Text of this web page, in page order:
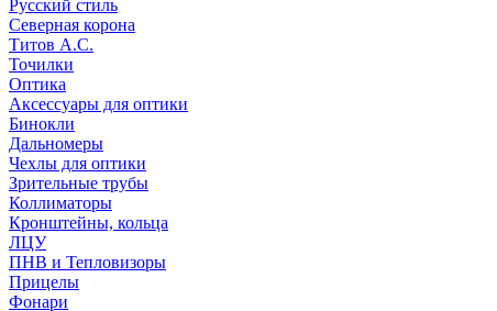
Русский стиль
Северная корона
Титов А.С.
Точилки
Оптика
Аксессуары для оптики
Бинокли
Дальномеры
Чехлы для оптики
Зрительные трубы
Коллиматоры
Кронштейны, кольца
ЛЦУ
ПНВ и Тепловизоры
Прицелы
Фонари